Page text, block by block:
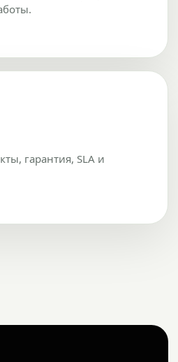
гарантия, SLA и